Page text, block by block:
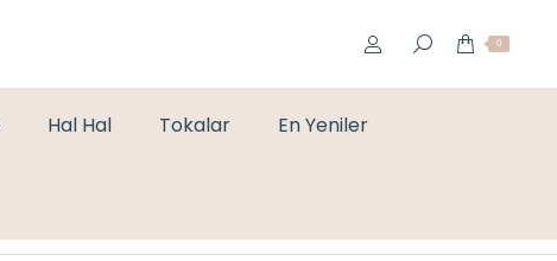
0
Hal Hal Tokalar En Yeniler